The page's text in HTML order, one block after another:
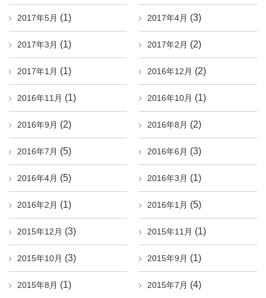
2017年5月 (1) 2017年4月 (3)
2017年3月 (1) 2017年2月 (2)
2017年1月 (1) 2016年12月 (2)
2016年11月 (1) 2016年10月 (1)
2016年9月 (2) 2016年8月 (2)
2016年7月 (5) 2016年6月 (3)
2016年4月 (5) 2016年3月 (1)
2016年2月 (1) 2016年1月 (5)
2015年12月 (3) 2015年11月 (1)
2015年10月 (3) 2015年9月 (1)
2015年8月 (1) 2015年7月 (4)